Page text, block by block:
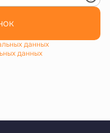
данных
данных